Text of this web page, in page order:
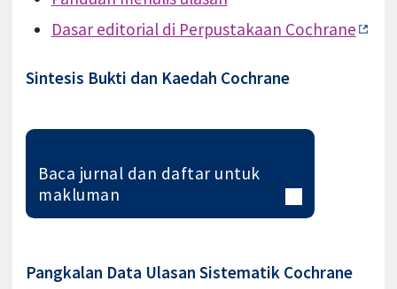
Dasar editorial di Perpustakaan Cochrane
Sintesis Bukti dan Kaedah Cochrane
Baca jurnal dan daftar untuk
makluman
Pangkalan Data Ulasan Sistematik Cochrane